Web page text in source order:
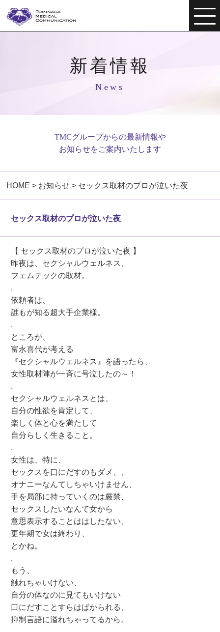
新着情報
News
TMCグループからの最新情報や
お知らせをご案内いたします
HOME > お知らせ > セックス取材のプロが泣いた夜
セックス取材のプロが泣いた夜
【 セックス取材のプロが泣いた夜 】
昨夜は、セクシャルウェルネス、
フェムテックの取材。
.
依頼者は、
誰もが知る超大手企業様。
.
ところが、
富永喜代が考える
『セクシャルウェルネス』を語ったら、
女性取材陣が一斉に号泣したの～！
.
セクシャルウェルネスとは、
自分の性欲を肯定して、
楽しく体と心を満たして
自分らしく生きること。
.
女性は、特に、
セックスを口にだすのもダメ、、
オナニーなんてしちゃいけません、
手を局部に持っていくのは厳禁、
セックスしたいなんて女から
意思表示することははしたない、
更年期で女は終わり、
とかね。
.
もう、
触れちゃいけない、
自分の体なのに見てもいけない
口にだすことすらはばかられる、
抑制言語に溢れちゃってるから。